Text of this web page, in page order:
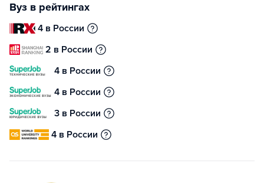
Вуз в рейтингах
4 в России
2 в России
4 в России
4 в России
3 в России
4 в России